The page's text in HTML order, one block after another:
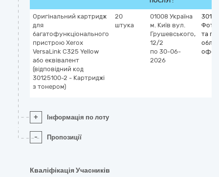
Оригінальний картридж
для
багатофункціонального
пристрою Xerox
VersaLink C325 Yellow
або еквівалент
(відповідний код
30125100-2 - Картриджі
з тонером)
20
штука
01008 Україна
м. Київ вул.
Грушевського,
12/2
по 30-06-
2026
та
+ Інформація по лоту
- Пропозиції
Кваліфікація Учасників